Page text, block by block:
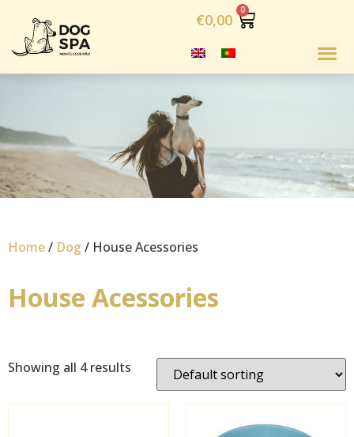
€0,00
Home/ Dog / House Acessories
House Acessories
Showing all 4 results